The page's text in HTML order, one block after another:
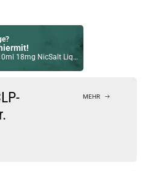
NicSalt Liquid by Gangsterz
by Aroma Syndikat
MEHR